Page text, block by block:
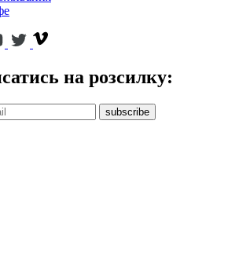
на розсилку:
subscribe